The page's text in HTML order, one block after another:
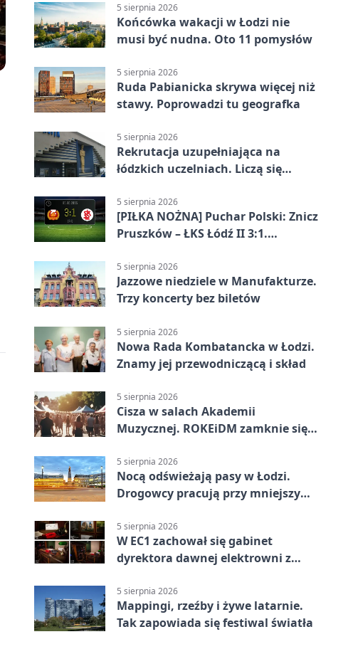
5 sierpnia 2026
Końcówka wakacji w Łodzi nie
musi być nudna. Oto 11 pomysłów
5 sierpnia 2026
Ruda Pabianicka skrywa więcej niż
stawy. Poprowadzi tu geografka
5 sierpnia 2026
Rekrutacja uzupełniająca na
łódzkich uczelniach. Liczą się
5 sierpnia 2026
[PIŁKA NOŻNA] Puchar Polski: Znicz
Pruszków – ŁKS Łódź II 3:1.
5 sierpnia 2026
Jazzowe niedziele w Manufakturze.
Trzy koncerty bez biletów
5 sierpnia 2026
Nowa Rada Kombatancka w Łodzi.
Znamy jej przewodniczącą i skład
5 sierpnia 2026
Cisza w salach Akademii
Muzycznej. ROKEiDM zamknie się
5 sierpnia 2026
Nocą odświeżają pasy w Łodzi.
Drogowcy pracują przy mniejszym
5 sierpnia 2026
W EC1 zachował się gabinet
dyrektora dawnej elektrowni z
5 sierpnia 2026
Mappingi, rzeźby i żywe latarnie.
Tak zapowiada się festiwal światła